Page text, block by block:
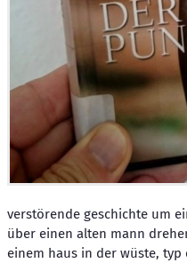
verstörende geschichte um
über einen alten mann
einem haus in der wüste,